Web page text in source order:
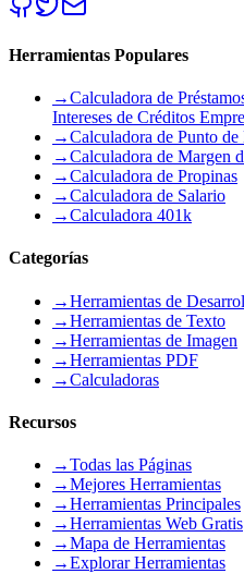
Herramientas Populares
→Calculadora de
Intereses de Créditos
→Calculadora de Punto
→Calculadora de Margen
→Calculadora de Propinas
→Calculadora de Salario
→Calculadora 401k
Categorías
→Herramientas de
→Herramientas de Texto
→Herramientas de Imagen
→Herramientas PDF
→Calculadoras
Recursos
→Todas las Páginas
→Mejores Herramientas
→Herramientas Principales
→Herramientas Web Gratis
→Mapa de Herramientas
→Explorar Herramientas